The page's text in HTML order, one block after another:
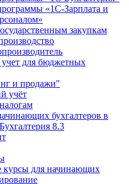
«1С-Зарплата и
закупкам
учет для бюджетных
и продажи"
учёт
бухгалтеров в
8.3
для начинающих